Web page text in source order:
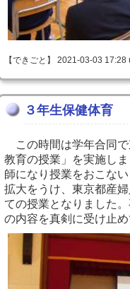
【できごと】 2021-03-03
３年生保健体育
この時間は学年合同で
教育の授業」を実施し
師になり授業をおこな
拡大をうけ、東京都産
ての授業となりました
の内容を真剣に受け止